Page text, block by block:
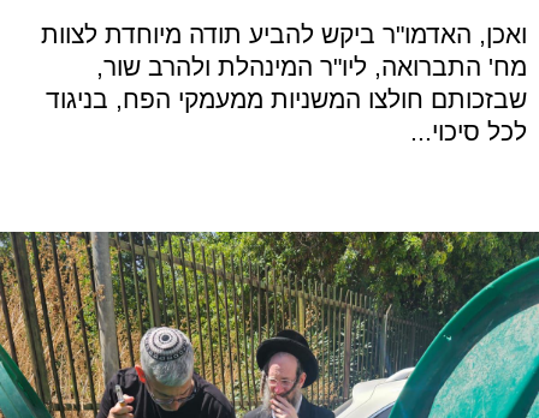
ואכן, האדמו"ר ביקש להביע תודה מיוחדת לצוות
מח' התברואה, ליו"ר המינהלת ולהרב שור,
שבזכותם חולצו המשניות ממעמקי הפח, בניגוד
לכל סיכוי...